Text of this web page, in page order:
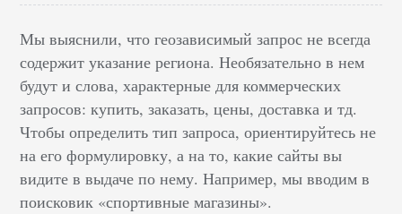
Мы выяснили, что геозависимый запрос не всегда
содержит указание региона. Необязательно в нем
будут и слова, характерные для коммерческих
запросов: купить, заказать, цены, доставка и тд.
Чтобы определить тип запроса, ориентируйтесь не
на его формулировку, а на то, какие сайты вы
видите в выдаче по нему. Например, мы вводим в
поисковик «спортивные магазины».